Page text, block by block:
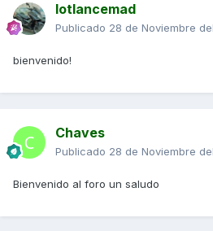
lotlancemad
Publicado 28 de Noviembre
bienvenido!
Chaves
Publicado 28 de Noviembre
Bienvenido al foro un saludo